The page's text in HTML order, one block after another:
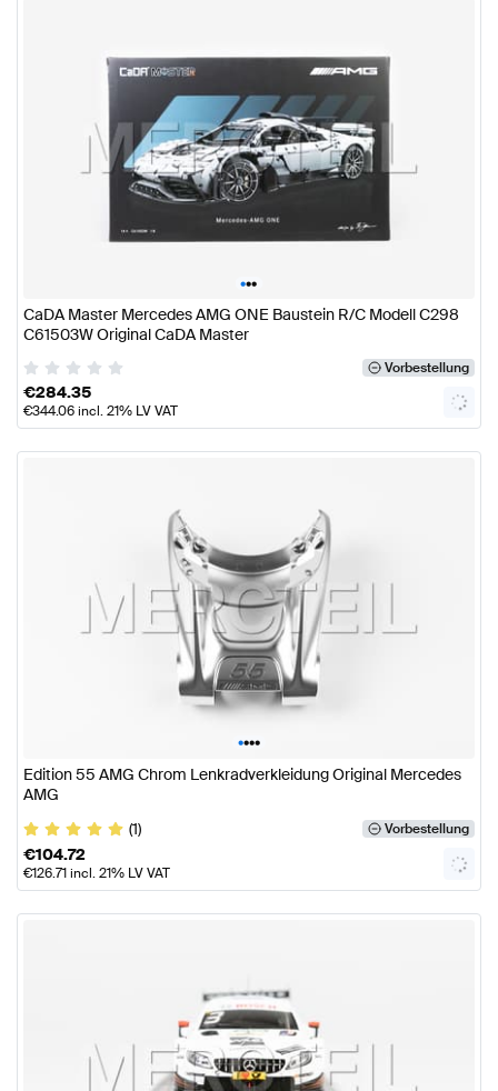
•••
CaDA Master Mercedes AMG ONE Baustein R/C Modell C298
C61503W Original CaDA Master
Vorbestellung
€284.35
€344.06incl. 21% LV VAT
••••
Edition 55 AMG Chrom Lenkradverkleidung Original Mercedes
AMG
(1)
Vorbestellung
€104.72
€126.71incl. 21% LV VAT